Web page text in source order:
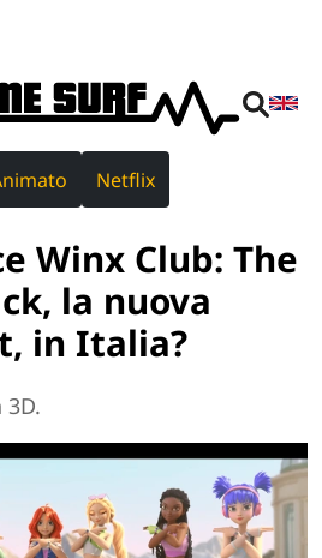
Netflix
Winx Club: The
la nuova
in Italia?